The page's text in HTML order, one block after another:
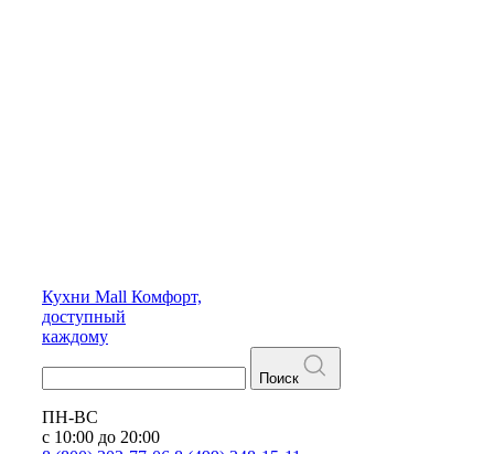
Кухни Mall Комфорт,
доступный
каждому
Поиск
ПН-ВС
с 10:00 до 20:00